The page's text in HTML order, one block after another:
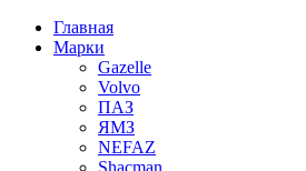
Главная
Марки
Gazelle
Volvo
ПАЗ
ЯМЗ
NEFAZ
Shacman